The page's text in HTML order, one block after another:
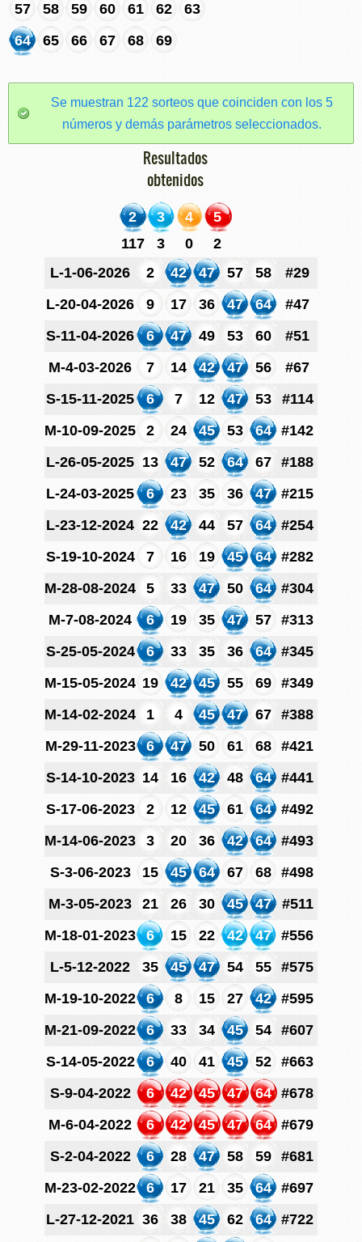
57
58 59 60 61 62
63
64
65 66 67 68 69
Se muestran 122 sorteos que coinciden con los 5
números y demás parámetros seleccionados.
Resultados
obtenidos
2 3 4
5
117
3 0
2
L-1-06-2026
2 42 47 57 58
#29
L-20-04-2026
9 17 36 47 64
#47
S-11-04-2026
6 47 49 53 60
#51
M-4-03-2026
7 14 42 47 56
#67
S-15-11-2025
6 7 12 47 53
#114
M-10-09-2025
2 24 45 53 64
#142
L-26-05-2025 13 47 52 64 67
#188
L-24-03-2025
6 23 35 36 47
#215
L-23-12-2024 22 42 44 57 64
#254
S-19-10-2024
7 16 19 45 64
#282
M-28-08-2024
5 33 47 50 64
#304
M-7-08-2024
6 19 35 47 57
#313
S-25-05-2024
6 33 35 36 64
#345
M-15-05-2024 19 42 45 55 69
#349
M-14-02-2024
1 4 45 47 67
#388
M-29-11-2023
6 47 50 61 68
#421
S-14-10-2023 14 16 42 48 64
#441
S-17-06-2023
2 12 45 61 64
#492
M-14-06-2023
3 20 36 42 64
#493
S-3-06-2023
15 45 64 67 68
#498
M-3-05-2023
21 26 30 45 47
#511
M-18-01-2023
6 15 22 42 47
#556
L-5-12-2022
35 45 47 54 55
#575
M-19-10-2022
6 8 15 27 42
#595
M-21-09-2022
6 33 34 45 54
#607
S-14-05-2022
6 40 41 45 52
#663
S-9-04-2022
6 42 45 47 64
#678
M-6-04-2022
6 42 45 47 64
#679
S-2-04-2022
6 28 47 58 59
#681
M-23-02-2022
6 17 21 35 64
#697
L-27-12-2021 36 38 45 62 64 #722